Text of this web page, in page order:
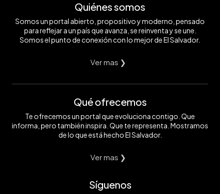
Quiénes somos
Somos un portal abierto, propositivo y moderno, pensado
para reflejar a un país que avanza, se reinventa y se une.
Somos el punto de conexión con lo mejor de El Salvador.
Ver mas ❯
Qué ofrecemos
Te ofrecemos un portal que evoluciona contigo. Que
informa, pero también inspira. Que te representa. Mostramos
de lo que está hecho El Salvador.
Ver mas ❯
Síguenos